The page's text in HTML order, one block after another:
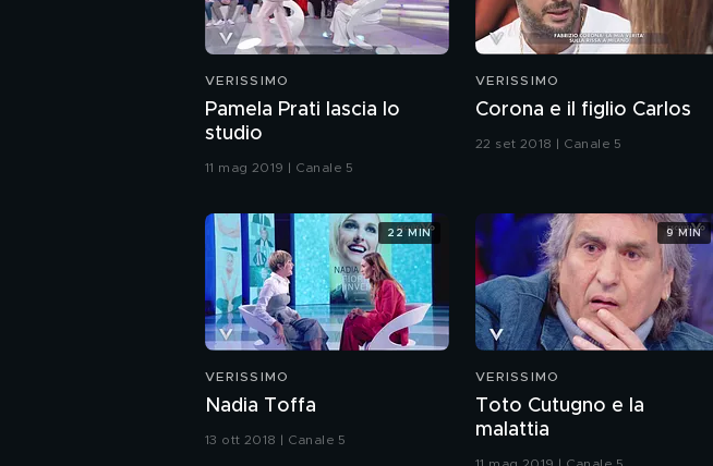
VERISSIMO
Pamela Prati lascia lo
studio
11 mag 2019 | Canale 5
VERISSIMO
Corona e il figlio Carlos
22 set 2018 | Canale 5
VERISSIMO
Nadia Toffa
13 ott 2018 | Canale 5
22 MIN
VERISSIMO
Toto Cutugno e la
malattia
9 MIN